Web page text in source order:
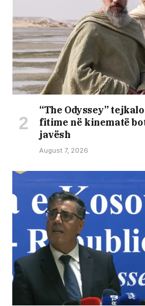
“The Odyssey”
fitime në kinematë
javësh
August 7, 2026